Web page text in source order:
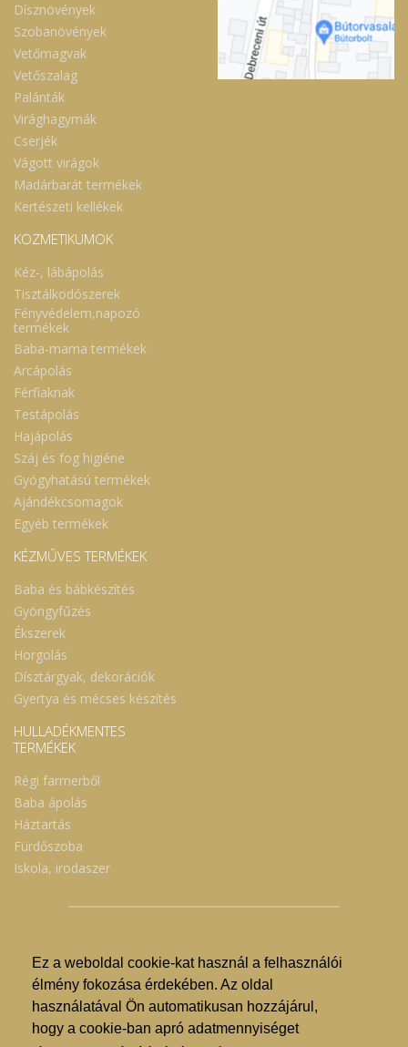
Ez a weboldal cookie-kat használ a felhasználói
élmény fokozása érdekében. Az oldal
használatával Ön automatikusan hozzájárul,
hogy a cookie-ban apró adatmennyiséget
Dísznövények
Szobanövények
Vetőmagvak
Vetőszalag
Palánták
Virághagymák
Cserjék
Vágott virágok
Madárbarát termékek
Kertészeti kellékek
KOZMETIKUMOK
Kéz-, lábápolás
Tisztálkodószerek
Fényvédelem,napozó
termékek
Baba-mama termékek
Arcápolás
Férfiaknak
Testápolás
Hajápolás
Száj és fog higiéne
Gyógyhatású termékek
Ajándékcsomagok
Egyéb termékek
KÉZMŰVES TERMÉKEK
Baba és bábkészítés
Gyöngyfűzés
Ékszerek
Horgolás
Dísztárgyak, dekorációk
Gyertya és mécses készítés
HULLADÉKMENTES
TERMÉKEK
Régi farmerből
Baba ápolás
Háztartás
Fürdőszoba
Iskola, irodaszer
© Nyíregyházi Kosár Közösség 2019.
Hogyan lehet vásárolni?